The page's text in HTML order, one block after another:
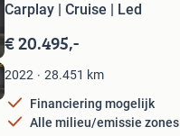
Carplay | Cruise | Led
€ 20.495,-
2022 28.451 km
Financiering mogelijk
Alle milieu/emissie zones